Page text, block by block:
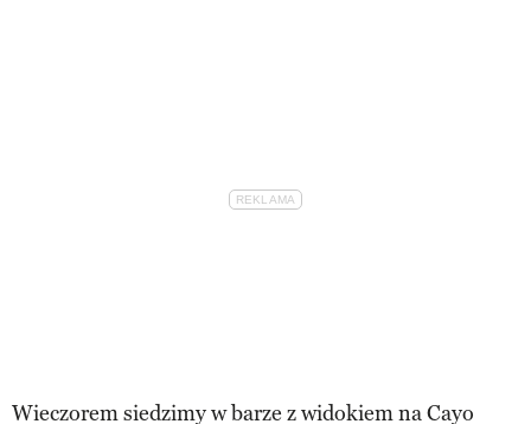
Wieczorem siedzimy w barze z widokiem na Cayo